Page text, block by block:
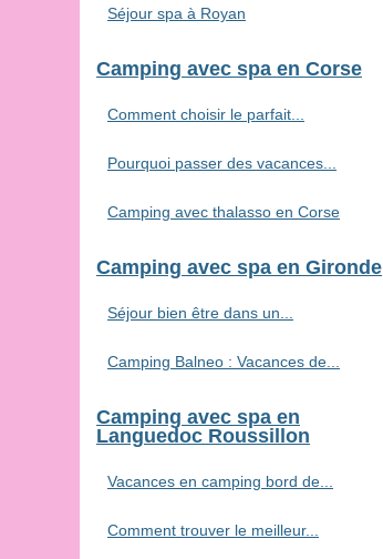
Séjour spa à Royan
Camping avec spa en Corse
Comment choisir le parfait...
Pourquoi passer des vacances...
Camping avec thalasso en Corse
Camping avec spa en Gironde
Séjour bien être dans un...
Camping Balneo : Vacances de...
Camping avec spa en
Languedoc Roussillon
Vacances en camping bord de...
Comment trouver le meilleur...